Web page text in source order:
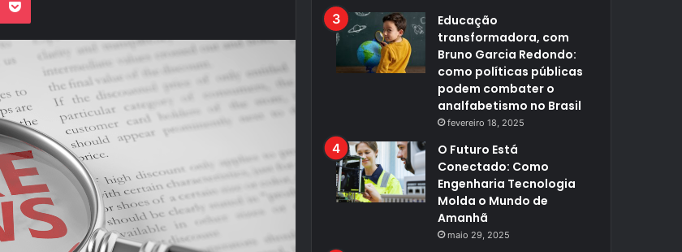
Educação
transformadora, com
Bruno Garcia Redondo:
como políticas públicas
podem combater o
analfabetismo no Brasil
fevereiro 18, 2025
O Futuro Está
Conectado: Como
Engenharia Tecnologia
Molda o Mundo de
Amanhã
maio 29, 2025